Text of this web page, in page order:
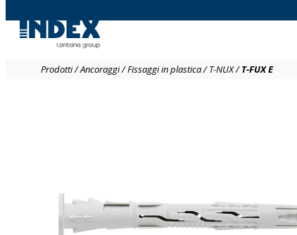
Prodotti/Ancoraggi/Fissaggi in plastica/T-NUX/T-FUX E